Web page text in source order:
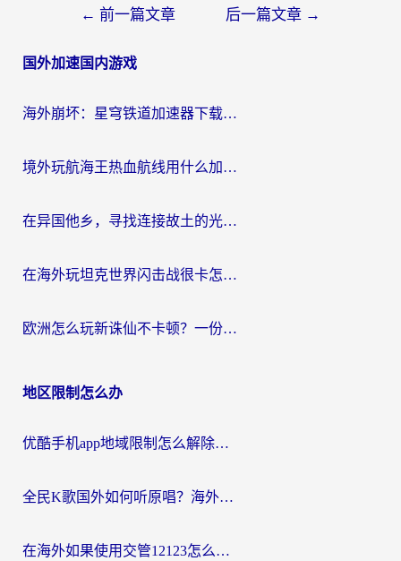
导
← 前一篇文章 后一篇文章 →
国外加速国内游戏
海外崩坏：星穹铁道加速器下载安装：一份给游子的终极网络指南
境外玩航海王热血航线用什么加速器？2026海外玩家实测最优方案（附欧洲问道堡垒前线加速技巧）
在异国他乡，寻找连接故土的光明大陆免费加速器
在海外玩坦克世界闪击战很卡怎么办？老玩家亲测有效的加速器选择指南
欧洲怎么玩新诛仙不卡顿？一份给海外游子的国服游戏畅玩指南
地区限制怎么办
优酷手机app地域限制怎么解除？海外党亲测有效的追剧方案
全民K歌国外如何听原唱？海外党亲测有效的回国加速器选择指南
在海外如果使用交管12123怎么处理？留学生亲测有效的回国加速方案